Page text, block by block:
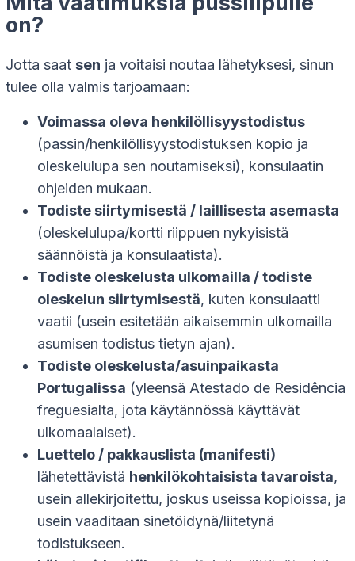
on?
Jotta saat sen ja voitaisi noutaa lähetyksesi, sinun
tulee olla valmis tarjoamaan:
Voimassa oleva henkilöllisyystodistus
(passin/henkilöllisyystodistuksen kopio ja
oleskelulupa sen noutamiseksi), konsulaatin
ohjeiden mukaan.
Todiste siirtymisestä / laillisesta asemasta
(oleskelulupa/kortti riippuen nykyisistä
säännöistä ja konsulaatista).
Todiste oleskelusta ulkomailla / todiste
oleskelun siirtymisestä, kuten konsulaatti
vaatii (usein esitetään aikaisemmin ulkomailla
asumisen todistus tietyn ajan).
Todiste oleskelusta/asuinpaikasta
Portugalissa (yleensä Atestado de Residência
freguesialta, jota käytännössä käyttävät
ulkomaalaiset).
Luettelo / pakkauslista (manifesti)
lähetettävistä henkilökohtaisista tavaroista,
usein allekirjoitettu, joskus useissa kopioissa, ja
usein vaaditaan sinetöidynä/liitetynä
todistukseen.